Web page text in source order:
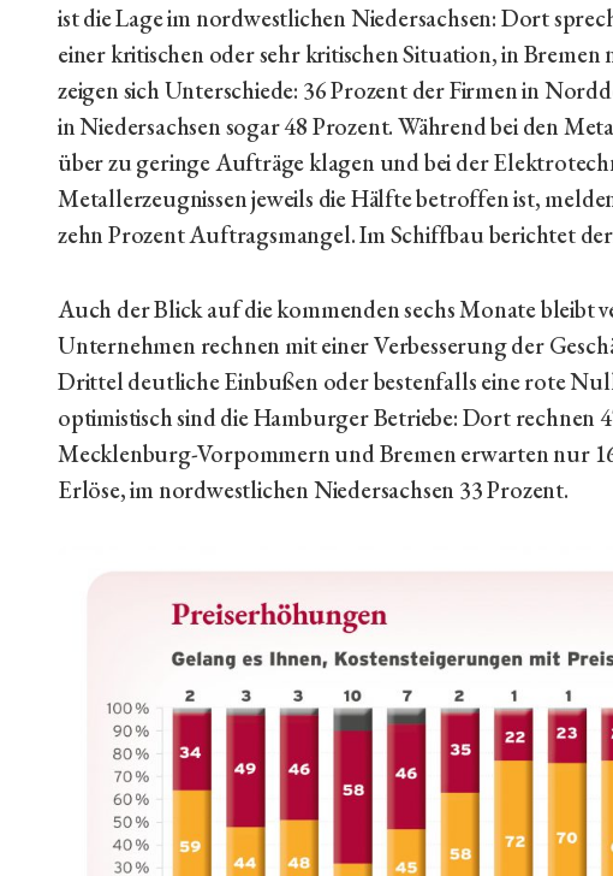
ist die Lage im nordwestlichen Niedersachsen: Dort
einer kritischen oder sehr kritischen Situation, in
zeigen sich Unterschiede: 36 Prozent der Firmen in
in Niedersachsen sogar 48 Prozent. Während bei den
über zu geringe Aufträge klagen und bei der
Metallerzeugnissen jeweils die Hälfte betroffen ist,
zehn Prozent Auftragsmangel. Im Schiffbau berichtet
Auch der Blick auf die kommenden sechs Monate bleibt
Unternehmen rechnen mit einer Verbesserung der
Drittel deutliche Einbußen oder bestenfalls eine rote
optimistisch sind die Hamburger Betriebe: Dort rechnen
Mecklenburg-Vorpommern und Bremen erwarten nur
Erlöse, im nordwestlichen Niedersachsen 33 Prozent.